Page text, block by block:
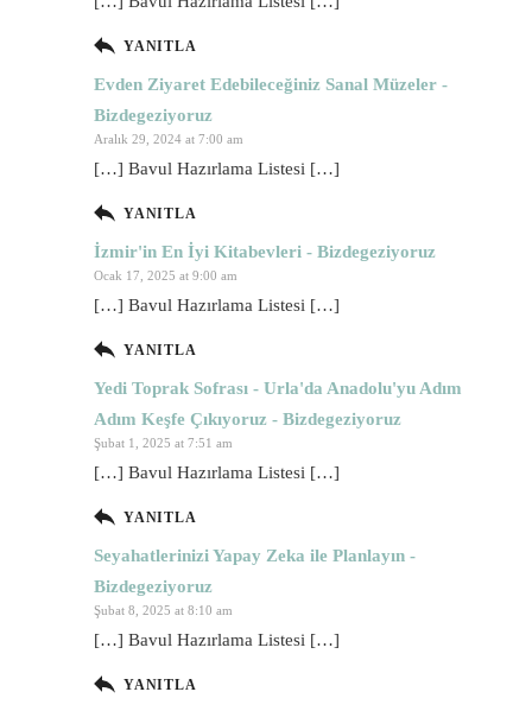
YANITLA
Evden Ziyaret Edebileceğiniz Sanal Müzeler -
Bizdegeziyoruz
Aralık 29, 2024 at 7:00 am
[…] Bavul Hazırlama Listesi […]
YANITLA
İzmir'in En İyi Kitabevleri - Bizdegeziyoruz
Ocak 17, 2025 at 9:00 am
[…] Bavul Hazırlama Listesi […]
YANITLA
Yedi Toprak Sofrası - Urla'da Anadolu'yu Adım
Adım Keşfe Çıkıyoruz - Bizdegeziyoruz
Şubat 1, 2025 at 7:51 am
[…] Bavul Hazırlama Listesi […]
YANITLA
Seyahatlerinizi Yapay Zeka ile Planlayın -
Bizdegeziyoruz
Şubat 8, 2025 at 8:10 am
[…] Bavul Hazırlama Listesi […]
YANITLA